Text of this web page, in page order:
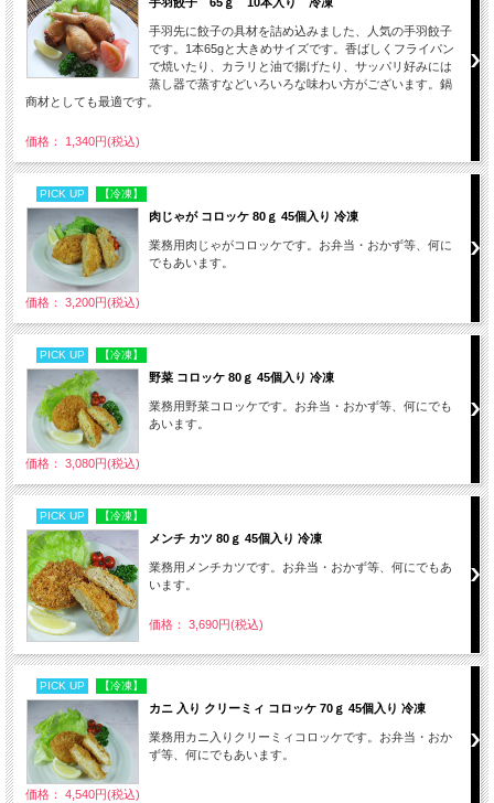
手羽先に餃子の具材を詰め込みました、人気の手羽餃子
です。1本65gと大きめサイズです。香ばしくフライパン
で焼いたり、カラリと油で揚げたり、サッパリ好みには
蒸し器で蒸すなどいろいろな味わい方がございます。鍋
商材としても最適です。
価格： 1,340円(税込)
PICK UP 【冷凍】
肉じゃが コロッケ 80ｇ 45個入り 冷凍
業務用肉じゃがコロッケです。お弁当・おかず等、何に
でもあいます。
価格： 3,200円(税込)
PICK UP 【冷凍】
野菜 コロッケ 80ｇ 45個入り 冷凍
業務用野菜コロッケです。お弁当・おかず等、何にでも
あいます。
価格： 3,080円(税込)
PICK UP 【冷凍】
メンチ カツ 80ｇ 45個入り 冷凍
業務用メンチカツです。お弁当・おかず等、何にでもあ
います。
価格： 3,690円(税込)
PICK UP 【冷凍】
カニ 入り クリーミィ コロッケ 70ｇ 45個入り 冷凍
業務用カニ入りクリーミィコロッケです。お弁当・おか
ず等、何にでもあいます。
価格： 4,540円(税込)